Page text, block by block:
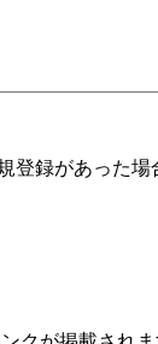
録があった